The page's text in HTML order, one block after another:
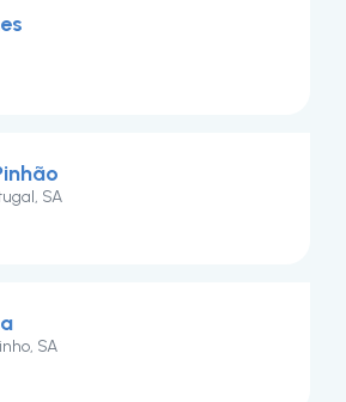
SA
SA